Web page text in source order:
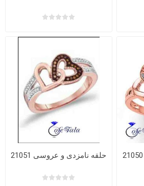
حلقه نامزدی و عروسی 21051